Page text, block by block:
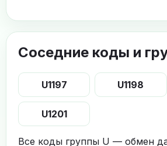
Соседние коды и
U1197 U1198
U1201
Все коды группы U — обмен